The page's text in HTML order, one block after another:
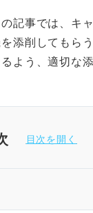
記事では、キ
添削してもら
よう、適切な